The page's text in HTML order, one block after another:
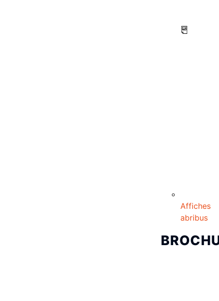
Affiches
abribus